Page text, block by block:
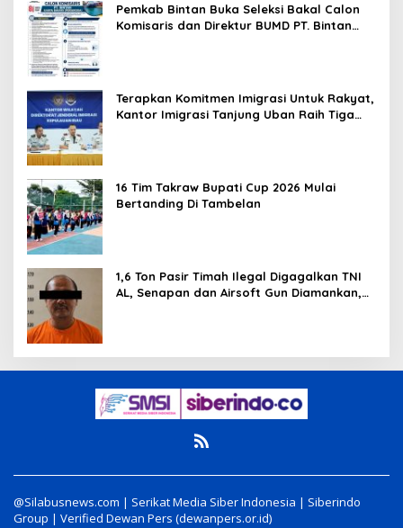
Pemkab Bintan Buka Seleksi Bakal Calon
Komisaris dan Direktur BUMD PT. Bintan
Terapkan Komitmen Imigrasi Untuk Rakyat,
Kantor Imigrasi Tanjung Uban Raih Tiga
16 Tim Takraw Bupati Cup 2026 Mulai
Bertanding Di Tambelan
1,6 Ton Pasir Timah Ilegal Digagalkan TNI
AL, Senapan dan Airsoft Gun Diamankan,
@Silabusnews.com | Serikat Media Siber Indonesia | Siberindo
Group | Verified Dewan Pers (dewanpers.or.id)